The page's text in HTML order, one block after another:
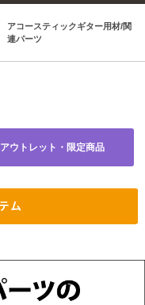
アコースティックギター用材/関
連パーツ
アウトレット・限定商品